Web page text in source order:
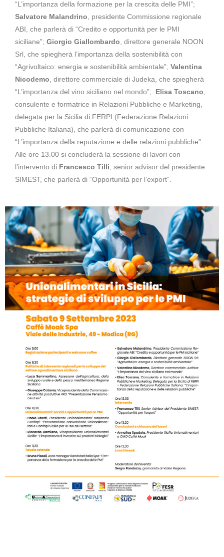
“L’importanza della formazione per la crescita delle PMI”;
Salvatore Malandrino , presidente Commissione regionale
ABI, che parlerà di “Credito e opportunità per le PMI
siciliane”; Giorgio Giallombardo , direttore generale NOON
Srl, che spiegherà l’importanza della sostenibilità con
“Agrivoltaico: energia e sostenibilità ambientale”; Valentina
Nicodemo , direttore commerciale di Judeka, che spiegherà
“L’importanza del vino siciliano nel mondo”; Elisa Toscano
consulente e formatrice in Relazioni Pubbliche e Marketing,
delegata per la Sicilia di FERPI (Federazione Relazioni
Pubbliche Italiana), che parlerà di comunicazione con
“L’importanza della reputazione e delle relazioni pubbliche”.
Alle ore 13.00 si concluderà la sessione di lavori con
l’intervento di Francesco Tilli , senior advisor del presidente
SIMEST, che parlerà di “Opportunità per l’export”.